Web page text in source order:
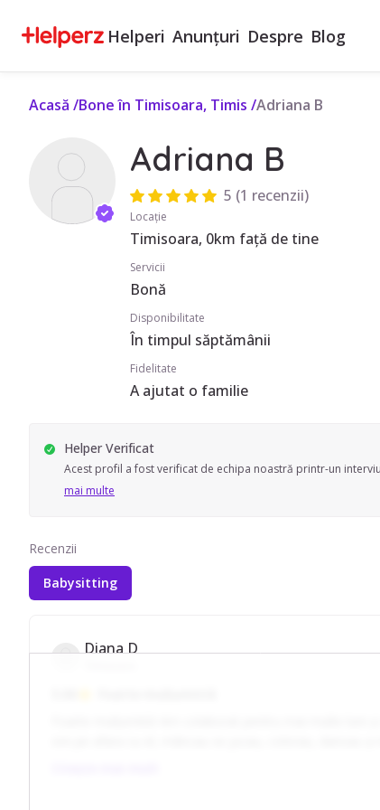
Helperi Anunțuri Despre Blog
Acasă /Bone în Timisoara, Timis /Adriana B
Adriana B
5 (1 recenzii)
Locație
Timisoara, 0km față de tine
Servicii
Bonă
Disponibilitate
În timpul săptămânii
Fidelitate
A ajutat o familie
Helper Verificat
Acest profil a fost verificat de echipa noastră printr-un
mai multe
Recenzii
Babysitting
Diana D
Foarte mulțumită! Am colaborat pentru mai multe luni
ore pe afara cu el, mâncau se jucau, colorau, dansau